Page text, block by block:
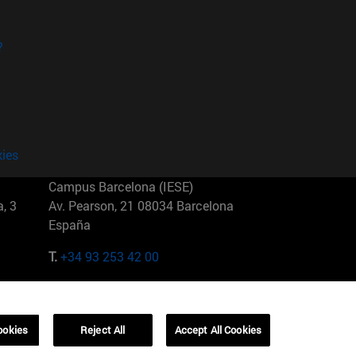
3
Campus Barcelona (IESE)
Av. Pearson, 21 08034 Barcelona
España
T.+34 93 253 42 00
01321001 Bela Vista Brasil
Reject All Accept All Cookies